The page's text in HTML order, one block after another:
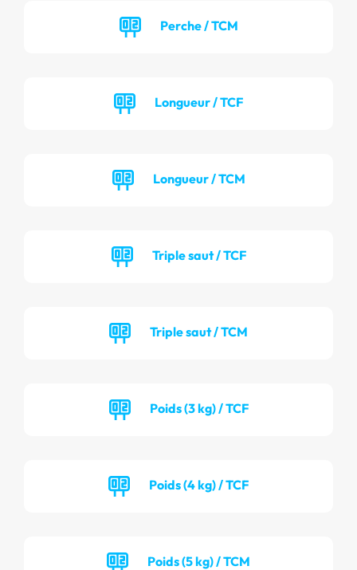
Perche / TCM
Longueur / TCF
Longueur / TCM
Triple saut / TCF
Triple saut / TCM
Poids (3 kg) / TCF
Poids (4 kg) / TCF
Poids (5 kg) / TCM